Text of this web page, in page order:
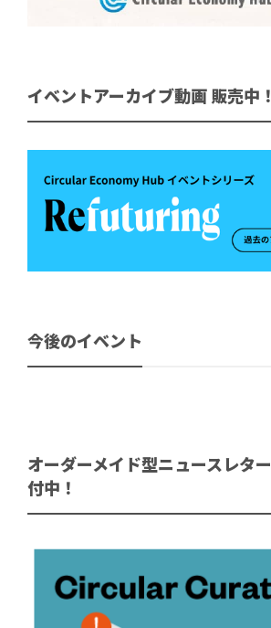
イベントアーカイブ動画 販売中！
今後のイベント
オーダーメイド型ニュースレタ
付中！